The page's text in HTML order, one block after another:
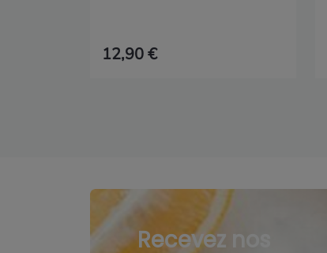
12,90 €
Recevez nos